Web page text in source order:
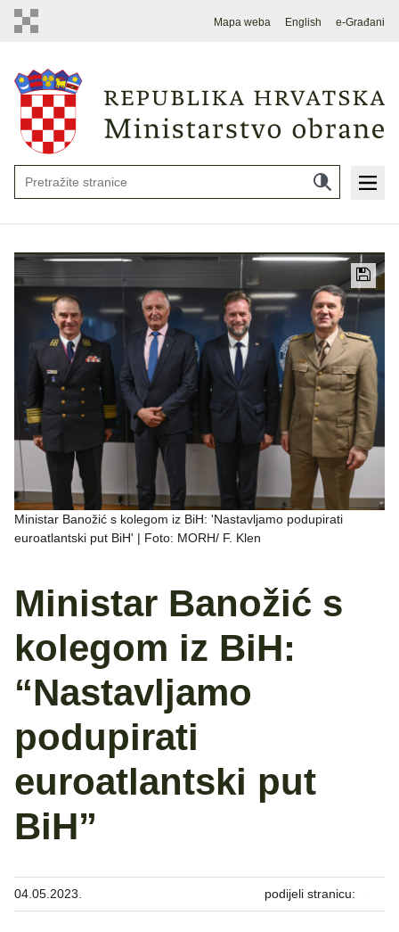
Mapa weba English e-Građani
Ministar Banožić s kolegom iz BiH: 'Nastavljamo podupirati
euroatlantski put BiH' | Foto: MORH/ F. Klen
Ministar Banožić s
kolegom iz BiH:
“Nastavljamo
podupirati
euroatlantski put
BiH”
04.05.2023. podijeli stranicu: